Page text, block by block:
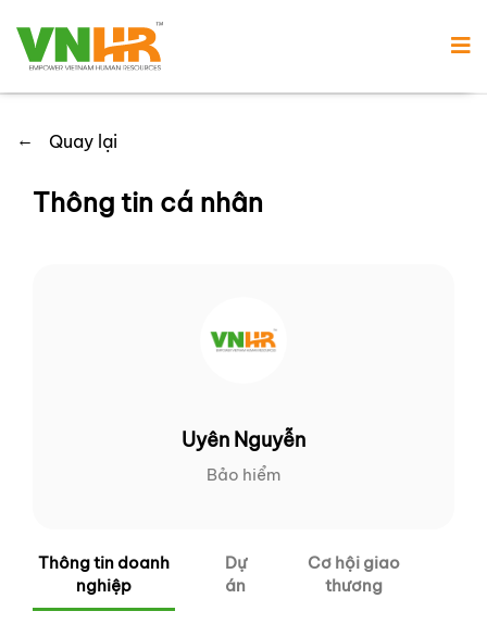
← Quay lại
Thông tin cá nhân
Uyên Nguyễn
Bảo hiểm
Thông tin doanh
nghiệp
Dự
án
Cơ hội giao
thương